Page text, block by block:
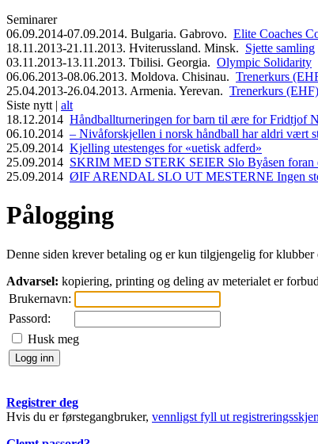
Seminarer
06.09.2014-07.09.2014. Bulgaria. Gabrovo. Elite Coaches
18.11.2013-21.11.2013. Hviterussland. Minsk. Sjette samling
03.11.2013-13.11.2013. Tbilisi. Georgia. Olympic Solidarity
06.06.2013-08.06.2013. Moldova. Chisinau. Trenerkurs
25.04.2013-26.04.2013. Armenia. Yerevan. Trenerkurs (EHF)
Siste nytt | alt
18.12.2014 Håndballturneringen for barn til ære for Fridtjof
06.10.2014 – Nivåforskjellen i norsk håndball har aldri vært
25.09.2014 Kjelling utestenges for «uetisk adferd»
25.09.2014 SKRIM MED STERK SEIER Slo Byåsen foran
25.09.2014 ØIF ARENDAL SLO UT MESTERNE Ingen
Pålogging
Denne siden krever betaling og er kun tilgjengelig for
Advarsel: kopiering, printing og deling av meterialet er
Brukernavn:
Passord:
Husk meg
Registrer deg
Hvis du er førstegangbruker, vennligst fyll ut